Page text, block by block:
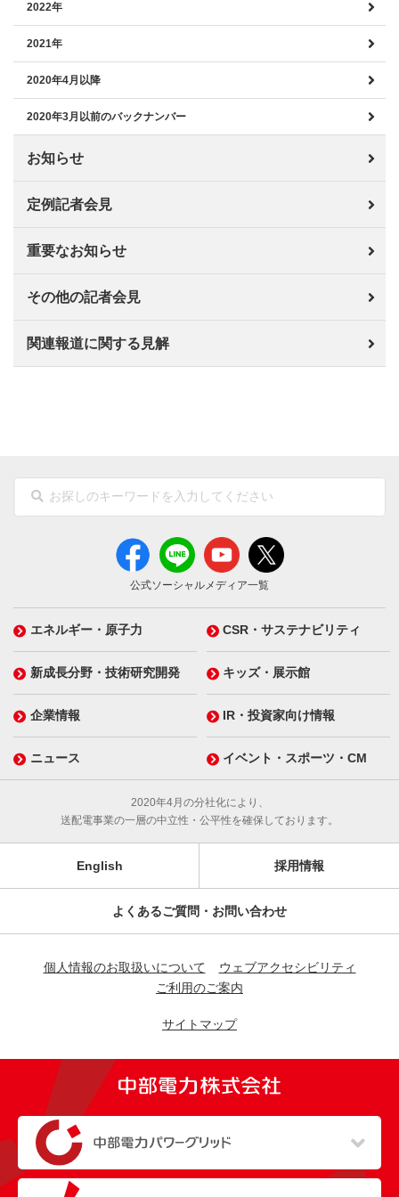
2022年
2021年
2020年4月以降
2020年3月以前のバックナンバー
お知らせ
定例記者会見
重要なお知らせ
その他の記者会見
関連報道に関する見解
公式ソーシャルメディア一覧
エネルギー・原子力 CSR・サステナビリティ
新成長分野・技術研究開発 キッズ・展示館
企業情報 IR・投資家向け情報
ニュース イベント・スポーツ・CM
2020年4月の分社化により、
送配電事業の一層の中立性・公平性を確保しております。
English 採用情報
よくあるご質問・お問い合わせ
個人情報のお取扱いについて
ウェブアクセシビリティ
ご利用のご案内
サイトマップ
（新しいウィンドウを開きます）